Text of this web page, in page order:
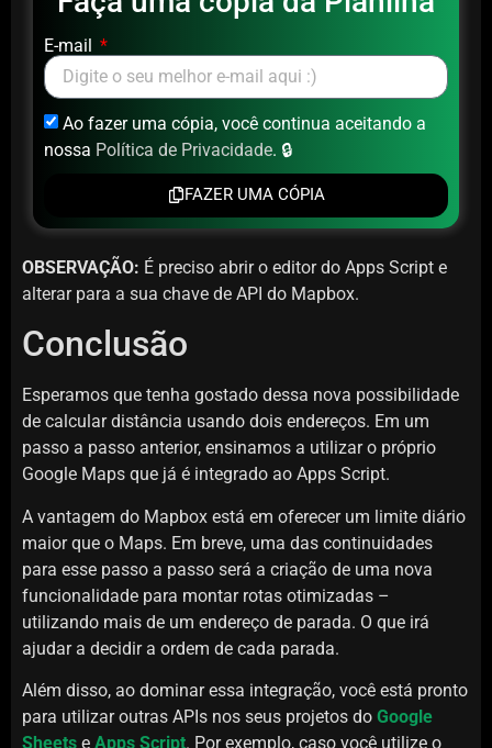
E-mail
Ao fazer uma cópia, você continua aceitando a
nossa Política de Privacidade. 🔒
FAZER UMA CÓPIA
OBSERVAÇÃO: É preciso abrir o editor do Apps Script e
alterar para a sua chave de API do Mapbox.
Conclusão
Esperamos que tenha gostado dessa nova possibilidade
de calcular distância usando dois endereços. Em um
passo a passo anterior, ensinamos a utilizar o próprio
Google Maps que já é integrado ao Apps Script.
A vantagem do Mapbox está em oferecer um limite diário
maior que o Maps. Em breve, uma das continuidades
para esse passo a passo será a criação de uma nova
funcionalidade para montar rotas otimizadas –
utilizando mais de um endereço de parada. O que irá
ajudar a decidir a ordem de cada parada.
Além disso, ao dominar essa integração, você está pronto
para utilizar outras APIs nos seus projetos do Google
Sheets e Apps Script. Por exemplo, caso você utilize o